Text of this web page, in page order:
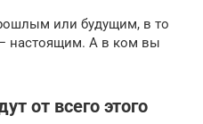
или будущим, в то
настоящим. А в ком вы
от всего этого